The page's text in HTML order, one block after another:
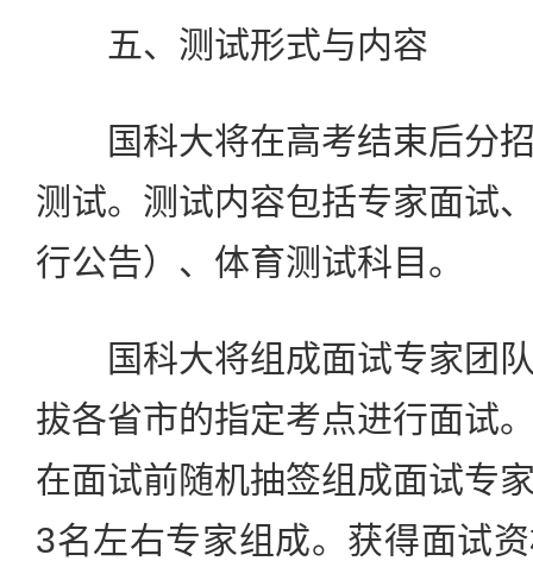
五、测试形式与内容
国科大将在高考结束后分招
测试。测试内容包括专家面试
行公告）、体育测试科目。
国科大将组成面试专家团队
拔各省市的指定考点进行面试
在面试前随机抽签组成面试专
3名左右专家组成。获得面试